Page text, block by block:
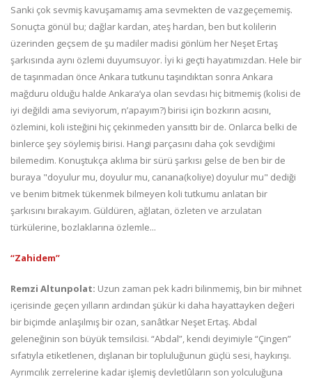
Sanki çok sevmiş kavuşamamış ama sevmekten de vazgeçememiş.
Sonuçta gönül bu; dağlar kardan, ateş hardan, ben but kolilerin
üzerinden geçsem de şu madiler madisi gönlüm her Neşet Ertaş
şarkısında aynı özlemi duyumsuyor. İyi ki geçti hayatımızdan. Hele bir
de taşınmadan önce Ankara tutkunu taşındıktan sonra Ankara
mağduru olduğu halde Ankara’ya olan sevdası hiç bitmemiş (kolisi de
iyi değildi ama seviyorum, n’apayım?) birisi için bozkırın acısını,
özlemini, koli isteğini hiç çekinmeden yansıttı bir de. Onlarca belki de
binlerce şey söylemiş birisi. Hangi parçasını daha çok sevdiğimi
bilemedim. Konuştukça aklıma bir sürü şarkısı gelse de ben bir de
buraya "doyulur mu, doyulur mu, canana(koliye) doyulur mu" dediği
ve benim bitmek tükenmek bilmeyen koli tutkumu anlatan bir
şarkısını bırakayım. Güldüren, ağlatan, özleten ve arzulatan
türkülerine, bozlaklarına özlemle...
“Zahidem”
Remzi Altunpolat: Uzun zaman pek kadri bilinmemiş, bin bir mihnet
içerisinde geçen yılların ardından şükür ki daha hayattayken değeri
bir biçimde anlaşılmış bir ozan, sanâtkar Neşet Ertaş. Abdal
geleneğinin son büyük temsilcisi. “Abdal”, kendi deyimiyle “Çingen”
sıfatıyla etiketlenen, dışlanan bir topluluğunun güçlü sesi, haykırışı.
Ayrımcılık zerrelerine kadar işlemiş devletlûların son yolculuğuna